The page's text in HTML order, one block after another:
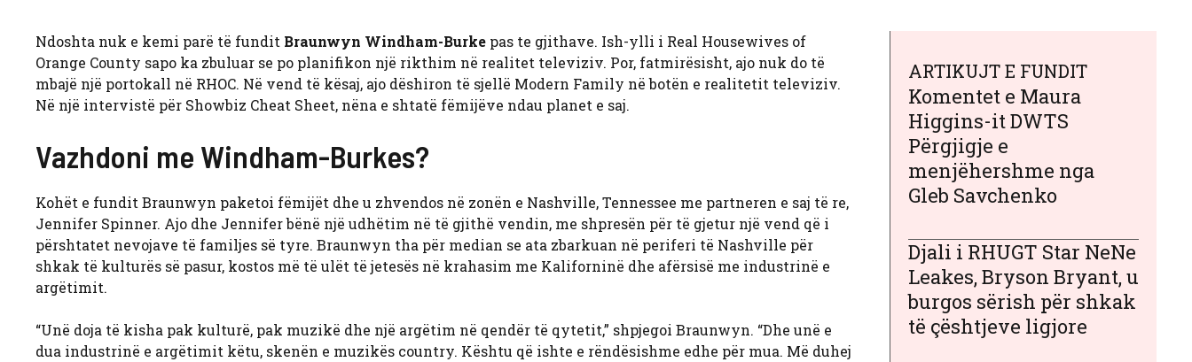
Ndoshta nuk e kemi parë të fundit Braunwyn Windham-Burke pas te gjithave. Ish-ylli i Real Housewives of
Orange County sapo ka zbuluar se po planifikon një rikthim në realitet televiziv. Por, fatmirësisht, ajo nuk do të
mbajë një portokall në RHOC. Në vend të kësaj, ajo dëshiron të sjellë Modern Family në botën e realitetit televiziv.
Në një intervistë për Showbiz Cheat Sheet, nëna e shtatë fëmijëve ndau planet e saj.
Vazhdoni me Windham-Burkes?
Kohët e fundit Braunwyn paketoi fëmijët dhe u zhvendos në zonën e Nashville, Tennessee me partneren e saj të re,
Jennifer Spinner. Ajo dhe Jennifer bënë një udhëtim në të gjithë vendin, me shpresën për të gjetur një vend që i
përshtatet nevojave të familjes së tyre. Braunwyn tha për median se ata zbarkuan në periferi të Nashville për
shkak të kulturës së pasur, kostos më të ulët të jetesës në krahasim me Kaliforninë dhe afërsisë me industrinë e
argëtimit.
“Unë doja të kisha pak kulturë, pak muzikë dhe një argëtim në qendër të qytetit,” shpjegoi Braunwyn. “Dhe unë e
dua industrinë e argëtimit këtu, skenën e muzikës country. Kështu që ishte e rëndësishme edhe për mua. Më duhej
ARTIKUJT E FUNDIT
Komentet e Maura
Higgins-it DWTS
Përgjigje e
menjëhershme nga
Gleb Savchenko
Djali i RHUGT Star NeNe
Leakes, Bryson Bryant, u
burgos sërish për shkak
të çështjeve ligjore